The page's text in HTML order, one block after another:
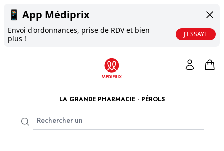
📱 App Médiprix
Envoi d'ordonnances, prise de RDV et bien
plus !
J'ESSAYE
LA GRANDE PHARMACIE - PÉROLS